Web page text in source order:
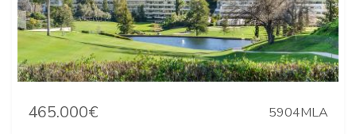
465.000€ 5904MLA